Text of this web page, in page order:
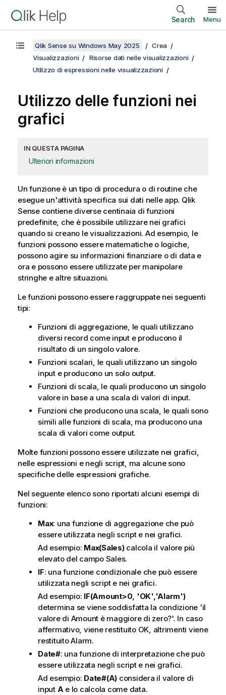
Search Menu
Qlik Sense su Windows May 2025
Crea
Visualizzazioni
Risorse dati nelle visualizzazioni
Utilizzo di espressioni nelle visualizzazioni
Utilizzo delle funzioni nei
grafici
IN QUESTA PAGINA
Ulteriori informazioni
Un funzione è un tipo di procedura o di routine che
esegue un'attività specifica sui dati nelle app. Qlik
Sensecontiene diverse centinaia di funzioni
predefinite, che è possibile utilizzare nei grafici
quando si creano le visualizzazioni. Ad esempio, le
funzioni possono essere matematiche o logiche,
possono agire su informazioni finanziare o di data e
ora e possono essere utilizzate per manipolare
stringhe e altre situazioni.
Le funzioni possono essere raggruppate nei seguenti
tipi:
Funzioni di aggregazione, le quali utilizzano
diversi record come input e producono il
risultato di un singolo valore.
Funzioni scalari, le quali utilizzano un singolo
input e producono un solo output.
Funzioni di scala, le quali producono un singolo
valore in base a una scala di valori di input.
Funzioni che producono una scala, le quali sono
simili alle funzioni di scala, ma producono una
scala di valori come output.
Molte funzioni possono essere utilizzate nei grafici,
nelle espressioni e negli script, ma alcune sono
specifiche delle espressioni grafiche.
Nel seguente elenco sono riportati alcuni esempi di
funzioni:
Max: una funzione di aggregazione che può
essere utilizzata negli script e nei grafici.
Ad esempio: Max(Sales)calcola il valore più
elevato del campo Sales.
IF: una funzione condizionale che può essere
utilizzata negli script e nei grafici.
Ad esempio: IF(Amount>0, 'OK','Alarm')
determina se viene soddisfatta la condizione 'il
valore di Amount è maggiore di zero?'. In caso
affermativo, viene restituito OK, altrimenti viene
restituitoAlarm.
Date#: una funzione di interpretazione che può
essere utilizzata negli script e nei grafici.
Ad esempio: Date#(A) considera il valore di
input Ae lo calcola come data.